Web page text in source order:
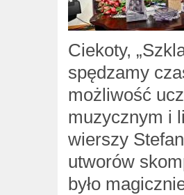
Ciekoty,
spędzamy
możliwość
muzycznym i
wierszy
utworów
było